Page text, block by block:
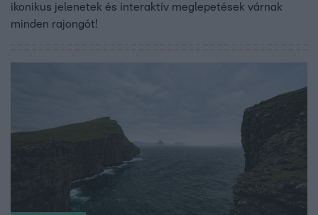
ikonikus jelenetek és interaktív meglepetések várnak
minden rajongót!